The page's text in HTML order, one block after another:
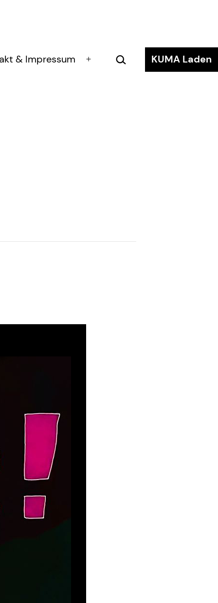
& Impressum Suchen … KUMA Laden